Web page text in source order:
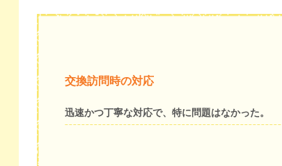
交換訪問時の対応
迅速かつ丁寧な対応で、特に問題はなかった。